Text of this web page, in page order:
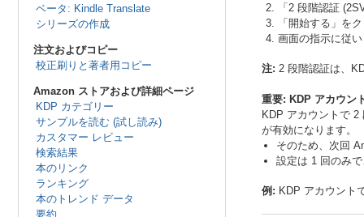
ベータ: Kindle Translate
シリーズの作成
注文およびコピー
校正刷りと著者用コピー
Amazon ストアおよび詳細ページ
KDP カテゴリー
サンプルを読む (試し読み)
カスタマー レビュー
検索結果
本のリンク
ランキング
本のトレンド データ
要約
「2 段階認証
「開始する」を
画面の指示に従
注: 2 段階認証は、
重要: KDP アカウン
KDP アカウントで
が有効になります。
そのため、次回
設定は 1 回のみ
例: KDP アカウント